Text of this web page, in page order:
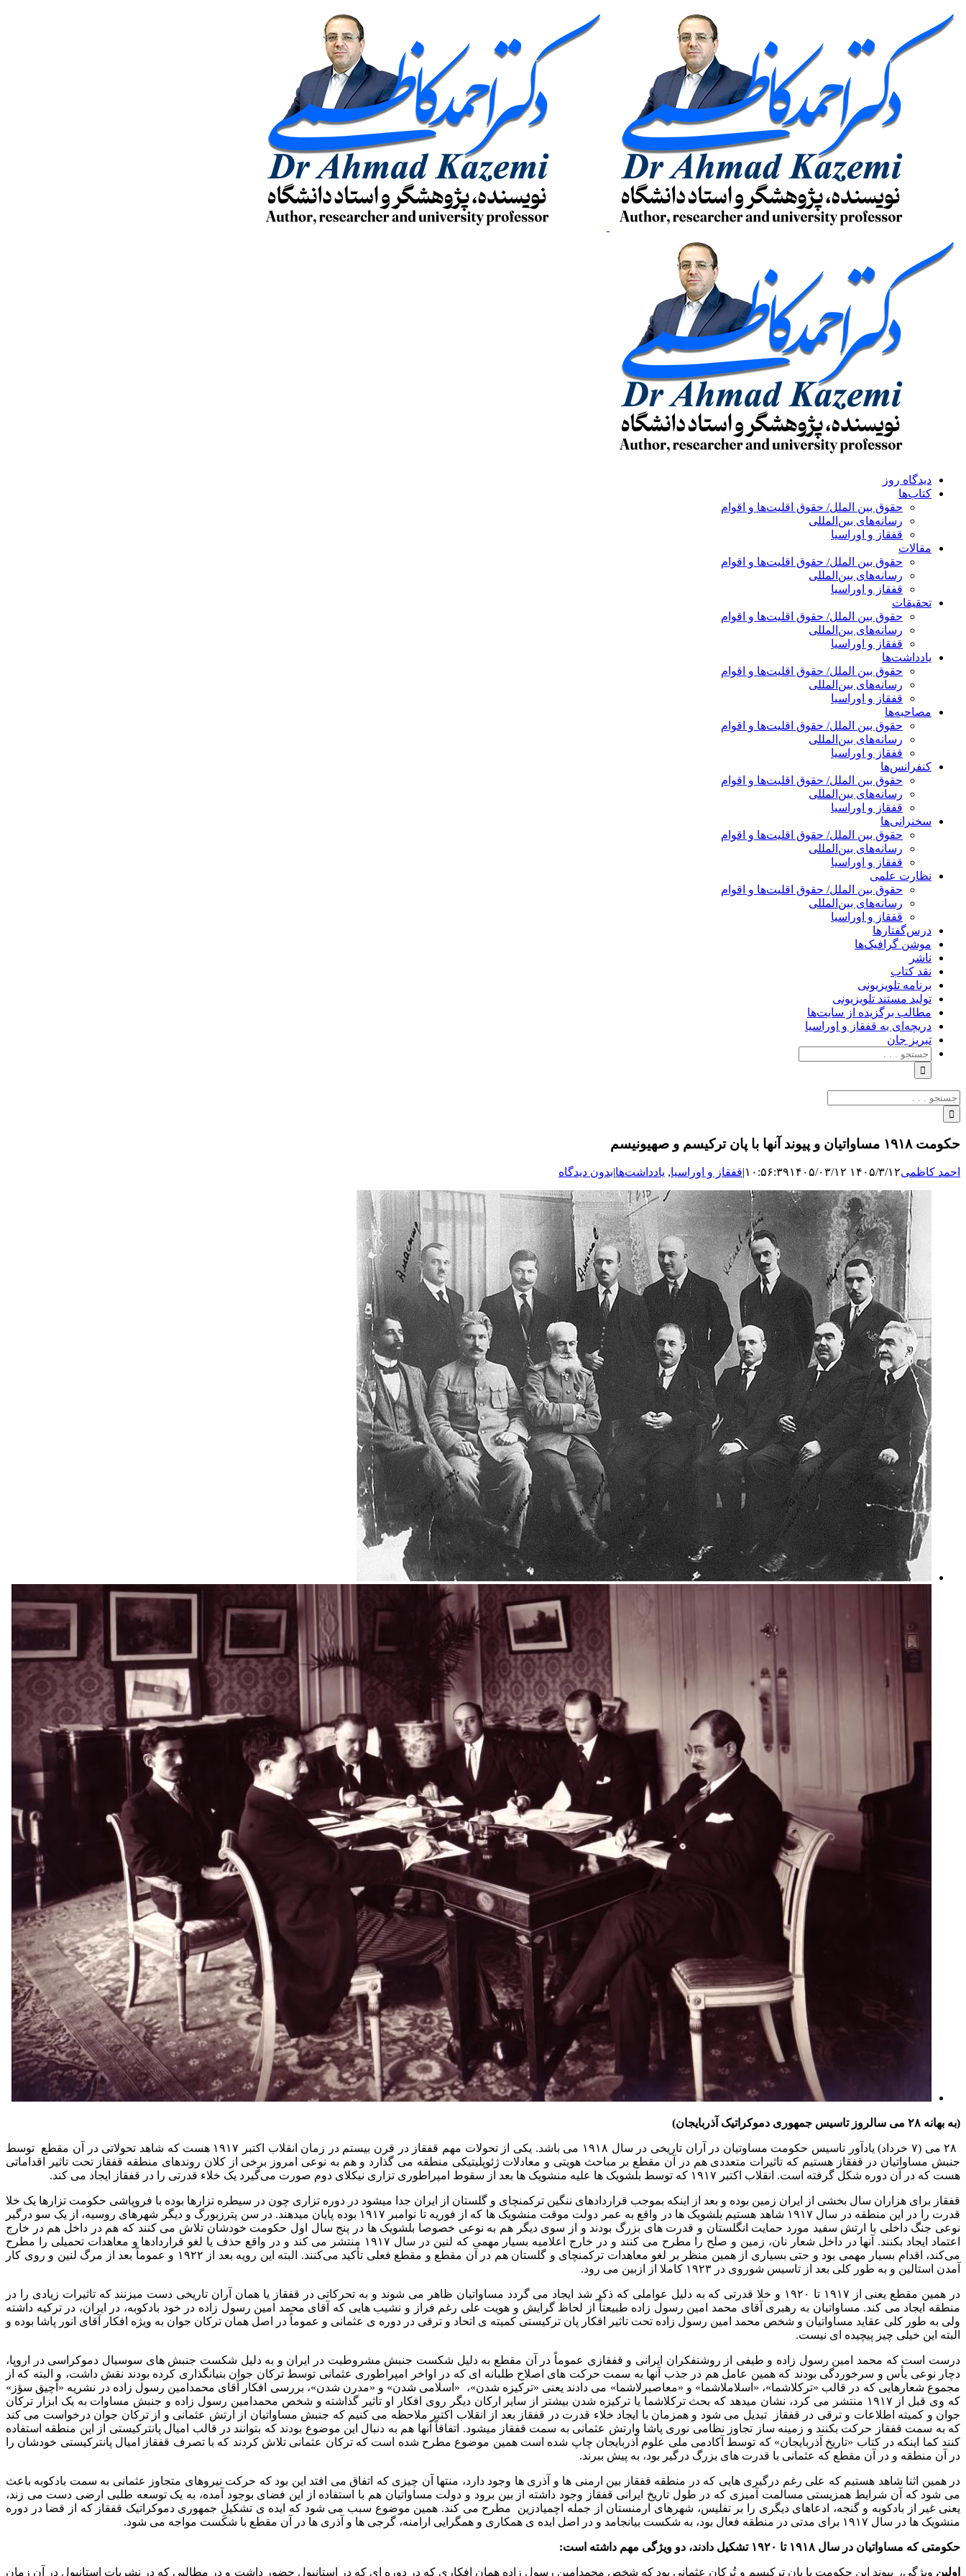
پرش
به
محتوا
دیدگاه روز
کتاب‌ها
حقوق بین الملل/ حقوق اقلیت‌ها و اقوام
رسانه‌های بین‌المللی
قفقاز و اوراسیا
مقالات
حقوق بین الملل/ حقوق اقلیت‌ها و اقوام
رسانه‌های بین‌المللی
قفقاز و اوراسیا
تحقیقات
حقوق بین الملل/ حقوق اقلیت‌ها و اقوام
رسانه‌های بین‌المللی
قفقاز و اوراسیا
یادداشت‌ها
حقوق بین الملل/ حقوق اقلیت‌ها و اقوام
رسانه‌های بین‌المللی
قفقاز و اوراسیا
مصاحبه‌ها
حقوق بین الملل/ حقوق اقلیت‌ها و اقوام
رسانه‌های بین‌المللی
قفقاز و اوراسیا
کنفرانس‌ها
حقوق بین الملل/ حقوق اقلیت‌ها و اقوام
رسانه‌های بین‌المللی
قفقاز و اوراسیا
سخنرانی‌ها
حقوق بین الملل/ حقوق اقلیت‌ها و اقوام
رسانه‌های بین‌المللی
قفقاز و اوراسیا
نظارت علمی
حقوق بین الملل/ حقوق اقلیت‌ها و اقوام
رسانه‌های بین‌المللی
قفقاز و اوراسیا
درس‌گفتارها
موشن گرافیک‌ها
ناشر
نقد کتاب
برنامه‌ تلویزیونی
تولید مستند تلویزیونی
مطالب برگزیده از سایت‌ها
دریچه‌ای به قفقاز و اوراسیا
تبریزِ جان
جستجو
برای:
جستجو
برای:
حکومت ۱۹۱۸ مساواتیان و پیوند آنها با پان ترکیسم و صهیونیسم
احمد کاظمی۱۴۰۵/۳/۱۲ ۱۰:۵۶:۳۹ ۱۴۰۵/۰۳/۱۲ |قفقاز و اوراسیا, یادداشت‌ها|بدون دیدگاه
نمایش
تصویر
بزرگ
(به بهانه ۲۸ می سالروز تاسیس جمهوری دموکراتیک آذربایجان)
۲۸ می (۷ خرداد) یادآور تاسیس حکومت مساوتیان در آران تاریخی در سال ۱۹۱۸ می باشد. یکی از تحولات مهم قفقاز در قرن بیستم در زمان انقلاب اکتبر ۱۹۱۷ هست که شاهد تحولاتی در آن مقطع توسط
جنبش مساواتیان در قفقاز هستیم که تاثیرات متعددی هم در آن مقطع بر مباحث هویتی و معادلات ژئوپلیتیکی منطقه می گذارد و هم به نوعی امروز برخی از کلان روندهای منطقه قفقاز تحت تاثیر اقداماتی
هست که در آن دوره شکل گرفته است. انقلاب اکتبر ۱۹۱۷ که توسط بلشویک ها علیه منشویک ها بعد از سقوط امپراطوری تزاری نیکلای دوم صورت می‌گیرد یک خلاء قدرتی را در قفقاز ایجاد می کند.
قفقاز برای هزاران سال بخشی از ایران زمین بوده و بعد از اینکه بموجب قراردادهای ننگین ترکمنچای و گلستان از ایران جدا میشود در دوره تزاری چون در سیطره تزارها بوده با فروپاشی حکومت تزارها یک خلا
قدرت را در این منطقه در سال ۱۹۱۷ شاهد هستیم بلشویک ها در واقع به عمر دولت موقت منشویک ها که از فوریه تا نوامبر ۱۹۱۷ بوده پایان میدهند. در سن پترزبورگ و دیگر شهرهای روسیه، از یک سو درگیر
نوعی جنگ داخلی با ارتش سفید مورد حمایت انگلستان و قدرت های بزرگ بودند و از سوی دیگر هم به نوعی خصوصا بلشویک ها در پنج سال اول حکومت خودشان تلاش می کنند که هم در داخل هم در خارج
اعتماد ایجاد بکنند. آنها در داخل شعار نان، زمین و صلح را مطرح می کنند و در خارج اعلامیه بسیار مهمی که لنین در سال ۱۹۱۷ منتشر می کند و در واقع حذف یا لغو قراردادها و معاهدات تحمیلی را مطرح
می‌کند، اقدام بسیار مهمی بود و حتی بسیاری از همین منظر بر لغو معاهدات ترکمنچای و گلستان هم در آن مقطع و مقطع فعلی تأکید می‌کنند. البته این رویه بعد از ۱۹۲۲ و عموماً بعد از مرگ لنین و روی کار
آمدن استالین و به طور کلی بعد از تاسیس شوروی در ۱۹۲۳ کاملا از ازبین می رود.
در همین مقطع یعنی از ۱۹۱۷ تا ۱۹۲۰ و خلا قدرتی که به دلیل عواملی که ذکر شد ایجاد می گردد مساواتیان ظاهر می شوند و به تحرکاتی در قفقاز یا همان آران تاریخی دست میزنند که تاثیرات زیادی را در
منطقه ایجاد می کند. مساواتیان به رهبری آقای محمد امین رسول زاده طبیعتاً از لحاظ گرایش و هویت علی رغم فراز و نشیب هایی که آقای محمد امین رسول زاده در خود بادکوبه، در ایران، در ترکیه داشته
ولی به طور کلی عقاید مساواتیان و شخص محمد امین رسول زاده تحت تاثیر افکار پان ترکیستی کمیته ی اتحاد و ترقی در دوره ی عثمانی و عموماً در اصل همان ترکان جوان به ویژه افکار آقای انور پاشا بوده و
البته این خیلی چیز پیچیده ای نیست.
درست است که محمد امین رسول زاده و طیفی از روشنفکران ایرانی و قفقازی عموماً در آن مقطع به دلیل شکست جنبش مشروطیت در ایران و به دلیل شکست جنبش های سوسیال دموکراسی در اروپا،
دچار نوعی یأس و سرخوردگی بودند که همین عامل هم در جذب آنها به سمت حرکت های اصلاح طلبانه ای که در اواخر امپراطوری عثمانی توسط ترکان جوان بنیانگذاری کرده بودند نقش داشت، و البته که از
مجموع شعارهایی که در قالب «ترکلاشما»، «اسلاملاشما» و «معاصیرلاشما» می دادند یعنی «ترکیزه شدن»، «اسلامی شدن» و «مدرن شدن»، بررسی افکار آقای محمدامین رسول زاده در نشریه «آچیق سؤز»
که وی قبل از ۱۹۱۷ منتشر می کرد، نشان میدهد که بحث ترکلاشما یا ترکیزه شدن بیشتر از سایر ارکان دیگر روی افکار او تاثیر گذاشته و شخص محمدامین رسول زاده و جنبش مساوات به یک ابزار ترکان
جوان و کمیته اطلاعات و ترقی در قفقاز تبدیل می شود و همزمان با ایجاد خلاء قدرت در قفقاز بعد از انقلاب اکتبر ملاحظه می کنیم که جنبش مساواتیان از ارتش عثمانی و از ترکان جوان درخواست می کند
که به سمت قفقاز حرکت بکنند و زمینه ساز تجاوز نظامی نوری پاشا وارتش عثمانی به سمت قفقاز میشود. اتفاقاً آنها هم به دنبال این موضوع بودند که بتوانند در قالب امیال پانترکیستی از این منطقه استفاده
کنند کما اینکه در کتاب «تاریخ آذربایجان» که توسط آکادمی ملی علوم آذربایجان چاپ شده است همین موضوع مطرح شده است که ترکان عثمانی تلاش کردند که با تصرف قفقاز امیال پانترکیستی خودشان را
در آن منطقه و در آن مقطع که عثمانی با قدرت های بزرگ درگیر بود، به پیش ببرند.
در همین اثنا شاهد هستیم که علی رغم درگیری هایی که در منطقه قفقاز بین ارمنی ها و آذری ها وجود دارد، منتها آن چیزی که اتفاق می افتد این بود که حرکت نیروهای متجاوز عثمانی به سمت بادکوبه باعث
می شود که آن شرایط همزیستی مسالمت آمیزی که در طول تاریخ ایرانی قفقاز وجود داشته از بین برود و دولت مساواتیان هم با استفاده از این فضای بوجود آمده، به یک توسعه طلبی ارضی دست می زند،
یعنی غیر از بادکوبه و گنجه، ادعاهای دیگری را بر تفلیس، شهرهای ارمنستان از جمله اچمیادزین مطرح می کند. همین موضوع سبب می شود که ایده ی تشکیلِ جمهوری دموکراتیک قفقاز که از قضا در دوره
منشویک ها در سال ۱۹۱۷ برای مدتی در منطقه فعال بود، به شکست بیانجامد و در اصل ایده ی همکاری و همگرایی ارامنه، گرجی ها و آذری ها در آن مقطع با شکست مواجه می شود.
حکومتی که مساواتیان در سال ۱۹۱۸ تا ۱۹۲۰ تشکیل دادند، دو ویژگی مهم داشته است:
اولین ویژگی، پیوند این حکومت با پان ترکیسم و تُرکان عثمانی بود که شخص محمدامین رسول زاده همان افکاری که در دوره ای که در استانبول حضور داشت و در مطالبی که در نشریات استانبول در آن زمان